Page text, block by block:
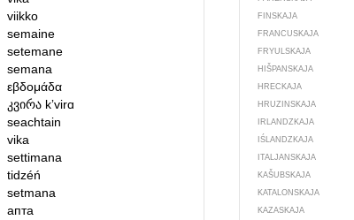
viikko
semaine
setemane
semana
εβδομάδα
კვირა kʼvirɑ
seachtain
vika
settimana
tidzéń
setmana
апта
FINSKAJA
FRANCUSKAJA
FRYULSKAJA
HIŠPANSKAJA
HRECKAJA
HRUZINSKAJA
IRLANDZKAJA
IŚLANDZKAJA
ITALJANSKAJA
KAŠUBSKAJA
KATALONSKAJA
KAZASKAJA